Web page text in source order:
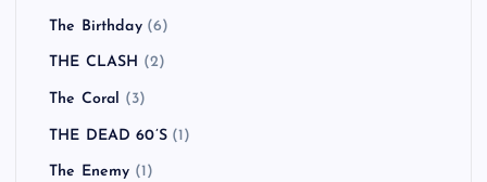
The Birthday(6)
THE CLASH (2)
The Coral (3)
THE DEAD 60’S(1)
The Enemy (1)